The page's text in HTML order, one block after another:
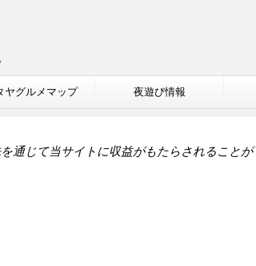
ヤグルメマップ 夜遊び情報
通じて当サイトに収益がもたらされることが